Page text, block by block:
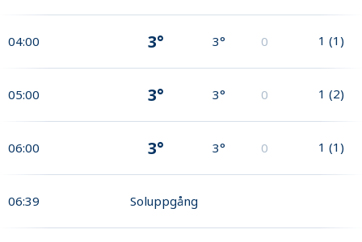
04:00 3° 3° 0 1 (1)
05:00 3° 3° 0 1 (2)
06:00 3° 3° 0 1 (1)
06:39 Soluppgång